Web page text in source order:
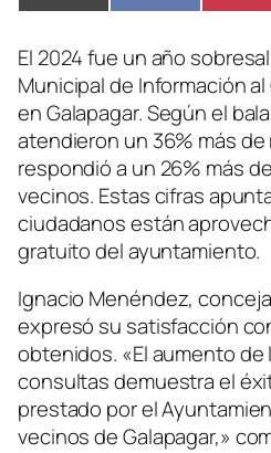
en
(Twitter) en
El 2024 fue un año
Municipal de Información
en Galapagar. Según el
atendieron un 36% más
respondió a un 26% más
vecinos. Estas cifras
ciudadanos están
gratuito del ayuntamiento.
Ignacio Menéndez,
expresó su satisfacción
obtenidos. «El aumento
consultas demuestra el
prestado por el
vecinos de Galapagar,»